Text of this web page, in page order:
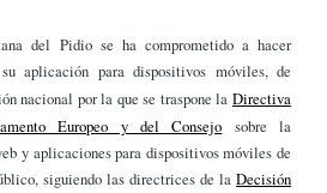
del Pidio se ha comprometido a hacer
aplicación para dispositivos móviles, de
nacional por la que se traspone la Directiva
Europeo y del Consejo sobre la
y aplicaciones para dispositivos móviles de
siguiendo las directrices de la Decisión